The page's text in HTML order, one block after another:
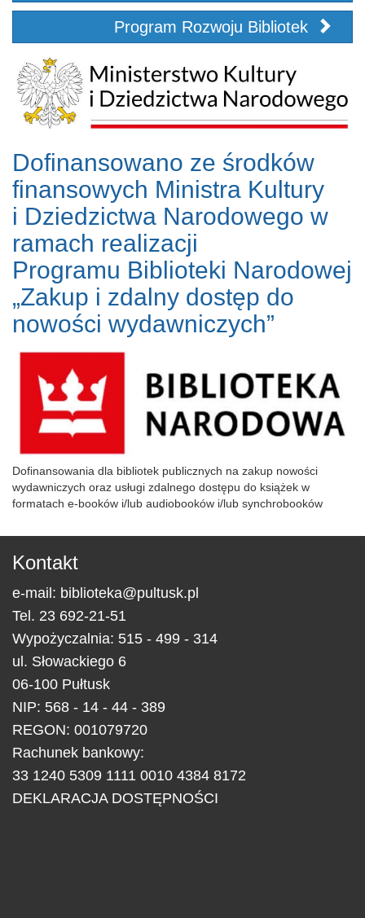
Program Rozwoju Bibliotek
Dofinansowano ze środków
finansowych Ministra Kultury
i Dziedzictwa Narodowego w
ramach realizacji
Programu Biblioteki Narodowej
„Zakup i zdalny dostęp do
nowości wydawniczych”
Dofinansowania dla bibliotek publicznych na zakup nowości
wydawniczych oraz usługi zdalnego dostępu do książek w
formatach e-booków i/lub audiobooków i/lub synchrobooków
Kontakt
e-mail: biblioteka@pultusk.pl
Tel. 23 692-21-51
Wypożyczalnia: 515 - 499 - 314
ul. Słowackiego 6
06-100 Pułtusk
NIP: 568 - 14 - 44 - 389
REGON: 001079720
Rachunek bankowy:
33 1240 5309 1111 0010 4384 8172
DEKLARACJA DOSTĘPNOŚCI